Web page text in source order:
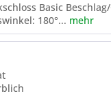
Basic
180°... mehr